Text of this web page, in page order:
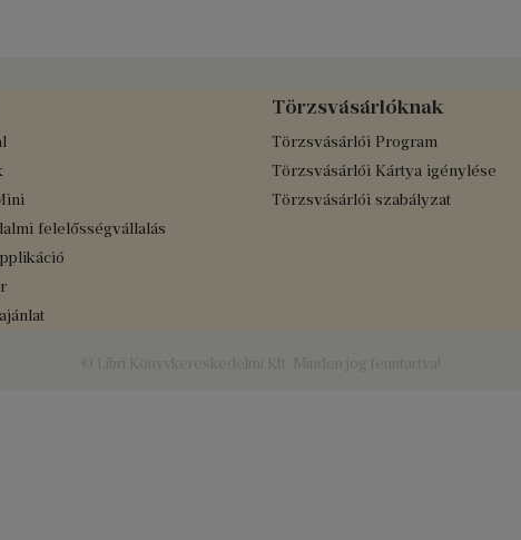
felelősségvállalás
Törzsvásárlóknak
Törzsvásárlói Program
Törzsvásárlói Kártya igénylése
Törzsvásárlói szabályzat